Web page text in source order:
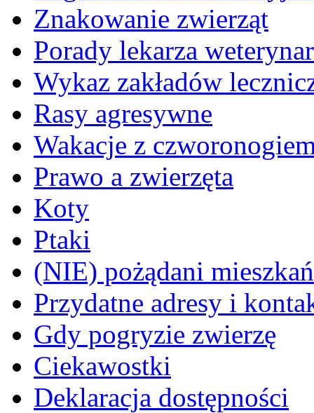
Znakowanie zwierząt
Porady lekarza
Wykaz zakładów
Rasy agresywne
Wakacje z
Prawo a zwierzęta
Koty
Ptaki
(NIE) pożądani
Przydatne adresy i
Gdy pogryzie zwierzę
Ciekawostki
Deklaracja dostępności